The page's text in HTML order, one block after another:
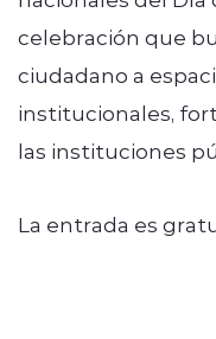
celebración que
ciudadano a
institucionales,
las instituciones
La entrada es